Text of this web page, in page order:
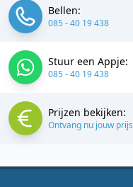
Bellen:
085 - 40 19 438
Stuur een Appje:
085 - 40 19 438
Prijzen bekijken:
Ontvang nu jouw prijs